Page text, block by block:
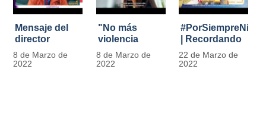
Mensaje del
director
Carlos Marín |
Día
8 de Marzo de
2022
"No más
violencia
contra la
mujer" | 8
8 de Marzo de
2022
| Recordando
al Padre
Javier de
22 de Marzo de
2022